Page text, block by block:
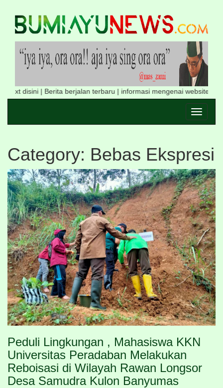
Berita berjalan terbaru | informasi mengenai website call
Toggle
Category: Bebas Ekspresi
Peduli Lingkungan , Mahasiswa KKN
Universitas Peradaban Melakukan
Reboisasi di Wilayah Rawan Longsor
Desa Samudra Kulon Banyumas